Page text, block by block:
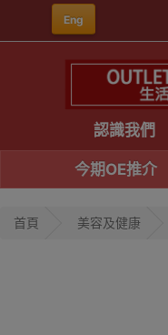
Eng
認識我們
今期OE推介
首頁 美容及健康